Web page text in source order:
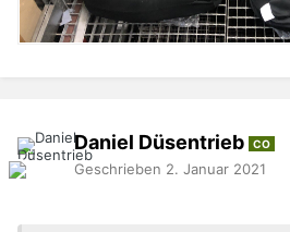
Daniel Düsentrieb CO
Geschrieben 2. Januar 2021